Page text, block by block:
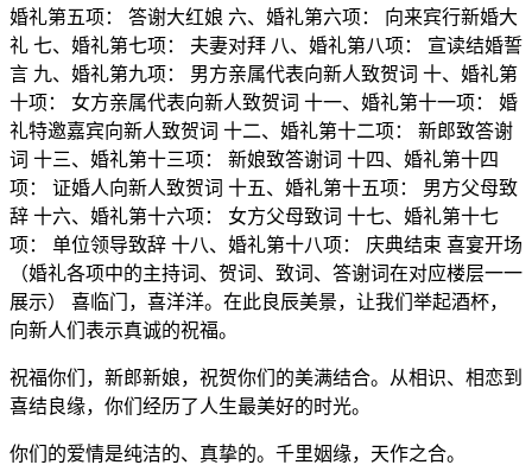
婚礼第五项： 答谢大红娘 六、婚礼第六项： 向来宾行新婚大
礼 七、婚礼第七项： 夫妻对拜 八、婚礼第八项： 宣读结婚誓
言 九、婚礼第九项： 男方亲属代表向新人致贺词 十、婚礼第
十项： 女方亲属代表向新人致贺词 十一、婚礼第十一项： 婚
礼特邀嘉宾向新人致贺词 十二、婚礼第十二项： 新郎致答谢
词 十三、婚礼第十三项： 新娘致答谢词 十四、婚礼第十四
项： 证婚人向新人致贺词 十五、婚礼第十五项： 男方父母致
辞 十六、婚礼第十六项： 女方父母致词 十七、婚礼第十七
项： 单位领导致辞 十八、婚礼第十八项： 庆典结束 喜宴开场
（婚礼各项中的主持词、贺词、致词、答谢词在对应楼层一一
展示） 喜临门，喜洋洋。在此良辰美景，让我们举起酒杯，
向新人们表示真诚的祝福。
祝福你们，新郎新娘，祝贺你们的美满结合。从相识、相恋到
喜结良缘，你们经历了人生最美好的时光。
你们的爱情是纯洁的、真挚的。千里姻缘，天作之合。